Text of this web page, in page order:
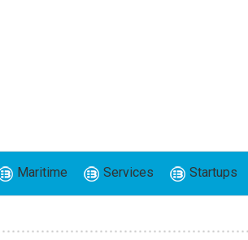
Maritime Services Startups